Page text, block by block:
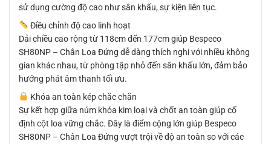
sử dụng cường độ cao như sân khấu, sự kiện liên tục.
Điều chỉnh độ cao linh hoạt
Dải chiều cao rộng từ 118cm đến 177cm giúp Bespeco
SH80NP – Chân Loa Đứng dễ dàng thích nghi với nhiều không
gian khác nhau, từ phòng tập nhỏ đến sân khấu lớn, đảm bảo
hướng phát âm thanh tối ưu.
Khóa an toàn kép chắc chắn
Sự kết hợp giữa núm khóa kim loại và chốt an toàn giúp cố
định cột loa vững chắc. Đây là điểm cộng lớn giúp Bespeco
SH80NP – Chân Loa Đứng vượt trội về độ an toàn so với các